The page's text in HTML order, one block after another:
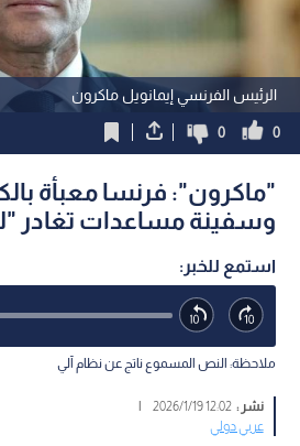
الرئيس الفرنسي إيمانويل ماكرون
0
0
"ماكرون": فرنسا معبأة
وسفينة مساعدات تغادر
استمع للخبر:
ملاحظة: النص المسموع ناتج عن نظام آلي
نشر :12:02 2026/1/19
|
عربي دولي